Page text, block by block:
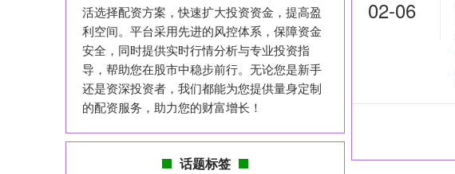
02-06
活选择配资方案，快速扩大投资资金，提高盈
利空间。平台采用先进的风控体系，保障资金
安全，同时提供实时行情分析与专业投资指
导，帮助您在股市中稳步前行。无论您是新手
还是资深投资者，我们都能为您提供量身定制
的配资服务，助力您的财富增长！
话题标签